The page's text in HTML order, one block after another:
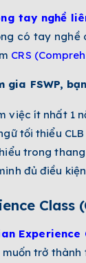
tay nghề
có tay nghề
CRS
gia FSWP,
việc ít nhất 1
tối thiểu
trong
đủ điều
Class
Experience
trở thành